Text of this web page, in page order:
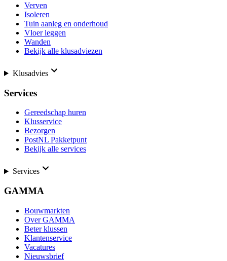
Verven
Isoleren
Tuin aanleg en onderhoud
Vloer leggen
Wanden
Bekijk alle klusadviezen
Klusadvies
Services
Gereedschap huren
Klusservice
Bezorgen
PostNL Pakketpunt
Bekijk alle services
Services
GAMMA
Bouwmarkten
Over GAMMA
Beter klussen
Klantenservice
Vacatures
Nieuwsbrief